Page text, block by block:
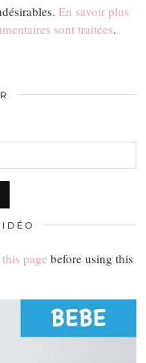
En savoir plus
sont traitées.
this page before using this